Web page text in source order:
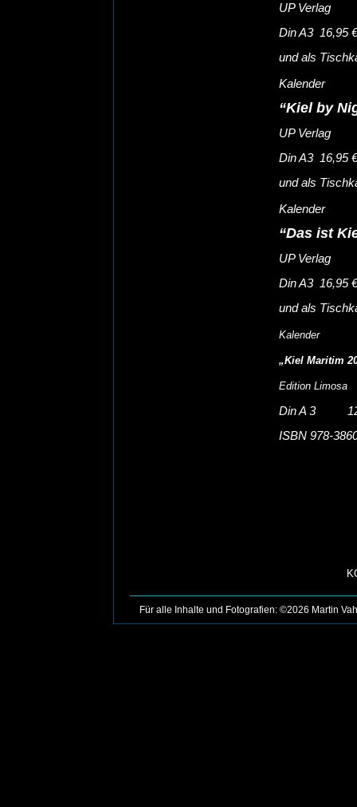
UP Verlag
Din A3 16,95
und als
Kalender
“Kiel by
UP Verlag
Din A3 16,95
und als
Kalender
“Das ist
UP Verlag
Din A3 16,95
und als
Kalender
„Kiel Maritim
Edition Limosa
Din A 3
ISBN 978-
Für alle Inhalte und Fotografien: ©2026 Martin